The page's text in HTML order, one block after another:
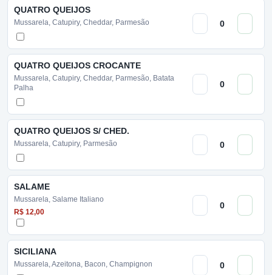
QUATRO QUEIJOS
Mussarela, Catupiry, Cheddar, Parmesão
QUATRO QUEIJOS CROCANTE
Mussarela, Catupiry, Cheddar, Parmesão, Batata
Palha
QUATRO QUEIJOS S/ CHED.
Mussarela, Catupiry, Parmesão
SALAME
Mussarela, Salame Italiano
R$ 12,00
SICILIANA
Mussarela, Azeitona, Bacon, Champignon